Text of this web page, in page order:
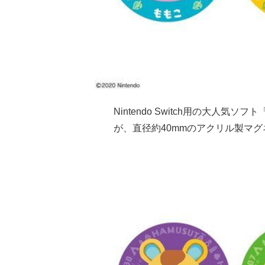
Nintendo Switch用の大人気ソフト
が、直径約40mmのアクリル製マ